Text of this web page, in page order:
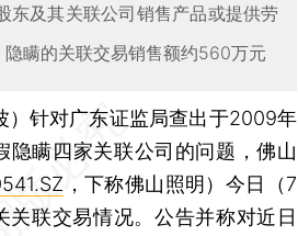
东及其关联公司销售产品或提供劳
瞒的关联交易销售额约560万元
针对广东证监局查出于2009年
隐瞒四家关联公司的问题，佛山
，下称佛山照明）今日（7
关联交易情况。公告并称对近日